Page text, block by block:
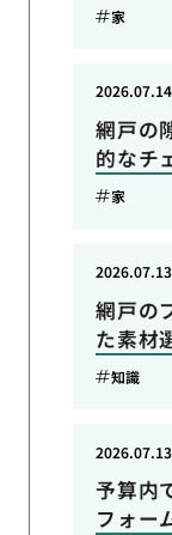
家
網戸の
的なチ
2026.07.14
家
網戸の
た素材
2026.07.13
知識
予算内
フォー
2026.07.13